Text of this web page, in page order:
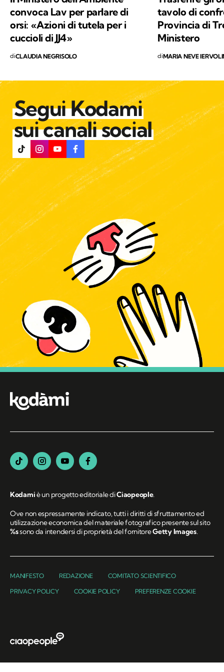
convoca Lav per parlare di
orsi: «Azioni di tutela per i
cuccioli di JJ4»
diCLAUDIA NEGRISOLO
tavolo di
Provincia di
Ministero
diMARIA NEVE
Segui Kodami
sui canali social
Kodamiè un progetto editoriale diCiaopeople.
Ove non espressamente indicato, tutti i diritti di sfruttamento ed
utilizzazione economica del materiale fotografico presente sul sito
%ssono da intendersi di proprietà del fornitoreGetty Images.
MANIFESTO REDAZIONE COMITATO SCIENTIFICO
PRIVACY POLICY COOKIE POLICY PREFERENZE COOKIE